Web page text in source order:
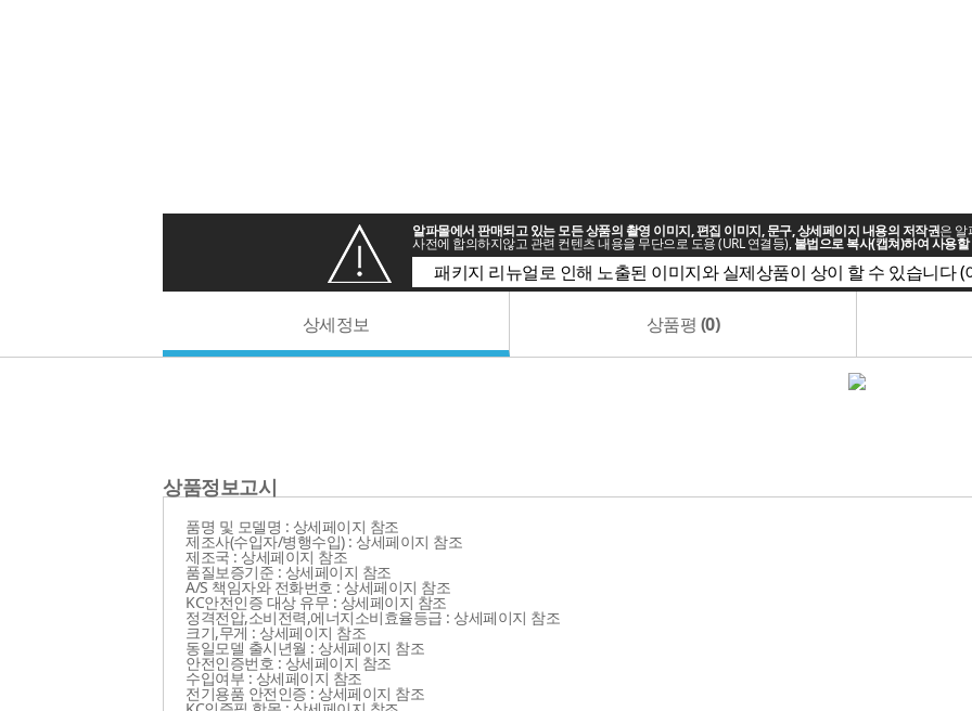
알파몰에서 판매되고 있는 모든 상품의 촬영 이미지, 편집 이미지, 문구, 상세페이지 내용의 저작권은 알
사전에 합의하지않고 관련 컨텐츠 내용을 무단으로 도용 (URL 연결등),불법으로 복사(캡쳐)하여 사용
패키지 리뉴얼로 인해 노출된 이미지와 실제상품이 상이 할 수 있습니다
상세정보 상품평 (0)
상품정보고시
품명 및 모델명 : 상세페이지 참조
제조사(수입자/병행수입) : 상세페이지 참조
제조국 : 상세페이지 참조
품질보증기준 : 상세페이지 참조
A/S 책임자와 전화번호 : 상세페이지 참조
KC안전인증 대상 유무 : 상세페이지 참조
정격전압,소비전력,에너지소비효율등급 : 상세페이지 참조
크기,무게 : 상세페이지 참조
동일모델 출시년월 : 상세페이지 참조
안전인증번호 : 상세페이지 참조
수입여부 : 상세페이지 참조
전기용품 안전인증 : 상세페이지 참조